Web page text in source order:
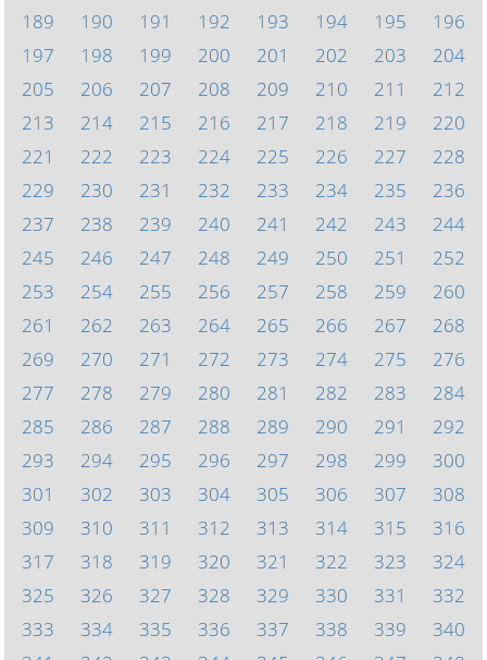
189
190 191 192 193 194 195
196
197
198 199 200 201 202 203
204
205
206 207 208 209 210 211
212
213
214 215 216 217 218 219
220
221
222 223 224 225 226 227
228
229
230 231 232 233 234 235
236
237
238 239 240 241 242 243
244
245
246 247 248 249 250 251
252
253
254 255 256 257 258 259
260
261
262 263 264 265 266 267
268
269
270 271 272 273 274 275
276
277
278 279 280 281 282 283
284
285
286 287 288 289 290 291
292
293
294 295 296 297 298 299
300
301
302 303 304 305 306 307
308
309
310 311 312 313 314 315
316
317
318 319 320 321 322 323
324
325
326 327 328 329 330 331
332
333
334 335 336 337 338 339
340